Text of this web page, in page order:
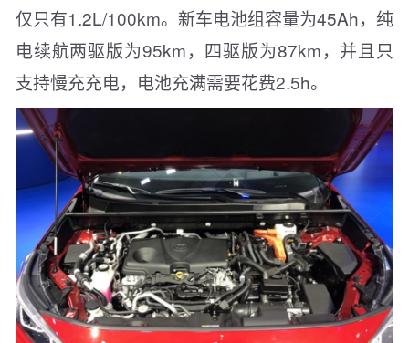
仅只有1.2L/100km。新车电池组容量为45Ah，纯
电续航两驱版为95km，四驱版为87km，并且只
支持慢充充电，电池充满需要花费2.5h。